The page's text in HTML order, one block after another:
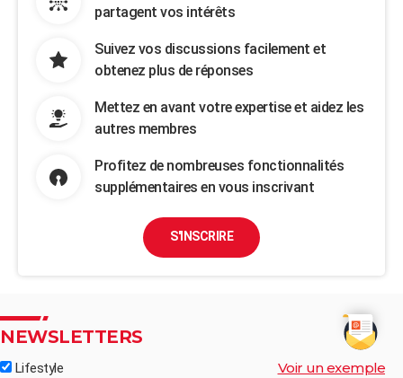
partagent vos intérêts
Suivez vos discussions facilement et
obtenez plus de réponses
Mettez en avant votre expertise et aidez les
autres membres
Profitez de nombreuses fonctionnalités
supplémentaires en vous inscrivant
S'INSCRIRE
NEWSLETTERS
Lifestyle Voir un exemple